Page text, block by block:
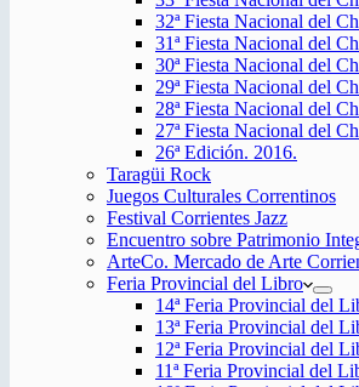
32ª Fiesta Nacional del
31ª Fiesta Nacional del
30ª Fiesta Nacional del
29ª Fiesta Nacional del
28ª Fiesta Nacional del
27ª Fiesta Nacional del
26ª Edición. 2016.
Taragüi Rock
Juegos Culturales Correntinos
Festival Corrientes Jazz
Encuentro sobre Patrimonio
ArteCo. Mercado de Arte
Feria Provincial del Libro
14ª Feria Provincial del
13ª Feria Provincial del
12ª Feria Provincial del
11ª Feria Provincial del